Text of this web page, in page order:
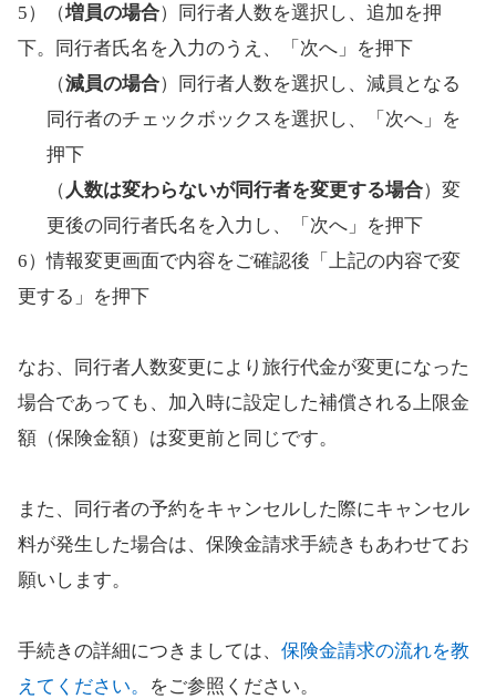
5）（増員の場合）同行者人数を選択し、追加を押
下。同行者氏名を入力のうえ、「次へ」を押下
（減員の場合）同行者人数を選択し、減員となる
同行者のチェックボックスを選択し、「次へ」を
押下
（ 人数は変わらないが同行者を変更する場合）変
更後の同行者氏名を入力し、「次へ」を押下
6）情報変更画面で内容をご確認後「上記の内容で変
更する」を押下
なお、同行者人数変更により旅行代金が変更になった
場合であっても、加入時に設定した補償される上限金
額（保険金額）は変更前と同じです。
また、同行者の予約をキャンセルした際にキャンセル
料が発生した場合は、保険金請求手続きもあわせてお
願いします。
手続きの詳細につきましては、 保険金請求の流れを教
えてください。
をご参照ください。